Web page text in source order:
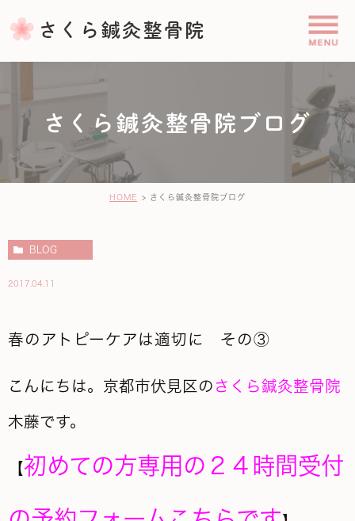
さくら鍼灸整骨院ブログ
HOME さくら鍼灸整骨院ブログ
BLOG
2017.04.11
春のアトピーケアは適切に その③
こんにちは。京都市伏見区の さくら鍼灸整骨院
木藤です。
【 初めての方専用の２４時間受付